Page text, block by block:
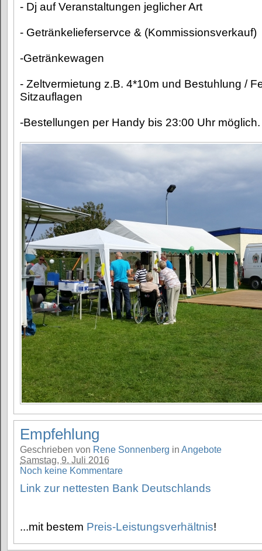
- Dj auf Veranstaltungen jeglicher Art
- Getränkelieferservce & (Kommissionsverkauf)
-Getränkewagen
- Zeltvermietung z.B. 4*10m und Bestuhlung /
Sitzauflagen
-Bestellungen per Handy bis 23:00 Uhr möglich.
Empfehlung
Geschrieben von Rene Sonnenberg in Angebote
Samstag, 9. Juli 2016
Noch keine Kommentare
Link zur nettesten Bank Deutschlands
...mit bestem Preis-Leistungsverhältnis!